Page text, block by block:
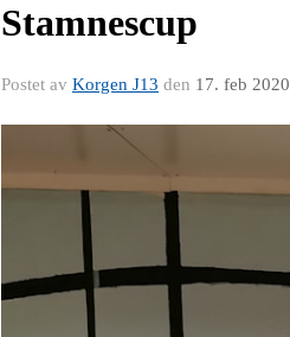
Stamnescup
Postet av Korgen J13 den 17. feb 2020